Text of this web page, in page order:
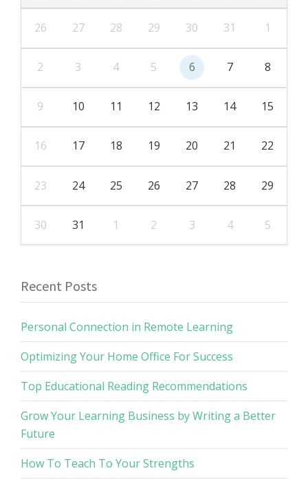
26 27 28 29 30 31 1
2 3 4 5 6 7 8
9 10 11 12 13 14 15
16 17 18 19 20 21 22
23 24 25 26 27 28 29
30 31 1 2 3 4 5
Recent Posts
Personal Connection in Remote Learning
Optimizing Your Home Office For Success
Top Educational Reading Recommendations
Grow Your Learning Business by Writing a Better
Future
How To Teach To Your Strengths